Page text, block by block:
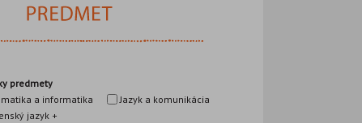
predmety
a informatika
Jazyk a komunikácia
jazyk +